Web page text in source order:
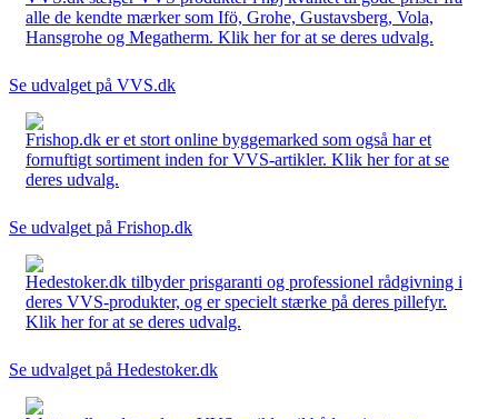
alle de kendte mærker som Ifö, Grohe, Gustavsberg, Vola,
Hansgrohe og Megatherm. Klik her for at se deres udvalg.
Se udvalget på VVS.dk
Frishop.dk er et stort online byggemarked som også har et
fornuftigt sortiment inden for VVS-artikler. Klik her for at se
deres udvalg.
Se udvalget på Frishop.dk
Hedestoker.dk tilbyder prisgaranti og professionel rådgivning i
deres VVS-produkter, og er specielt stærke på deres pillefyr.
Klik her for at se deres udvalg.
Se udvalget på Hedestoker.dk